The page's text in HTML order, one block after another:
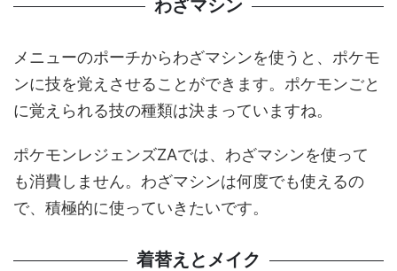
わざマシン
メニューのポーチからわざマシンを使うと、ポケモ
ンに技を覚えさせることができます。ポケモンごと
に覚えられる技の種類は決まっていますね。
ポケモンレジェンズZAでは、わざマシンを使って
も消費しません。わざマシンは何度でも使えるの
で、積極的に使っていきたいです。
着替えとメイク